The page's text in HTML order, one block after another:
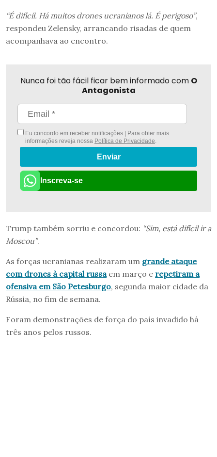
“É difícil. Há muitos drones ucranianos lá. É perigoso”,
respondeu Zelensky, arrancando risadas de quem
acompanhava ao encontro.
Nunca foi tão fácil ficar bem informado com O
Antagonista
Eu concordo em receber notificações | Para obter mais
informações reveja nossa Política de Privacidade.
Enviar
Inscreva-se
Trump também sorriu e concordou: “Sim, está difícil ir a
Moscou”.
As forças ucranianas realizaram um grande ataque
com drones à capital russaem março e repetiram a
ofensiva em São Petesburgo, segunda maior cidade da
Rússia, no fim de semana.
Foram demonstrações de força do país invadido há
três anos pelos russos.